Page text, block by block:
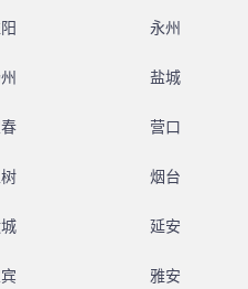
永州
盐城
营口
烟台
延安
雅安